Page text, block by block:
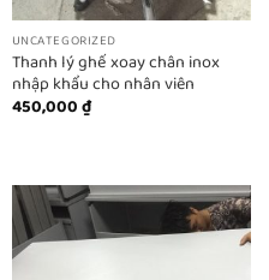
UNCATEGORIZED
Thanh lý ghế xoay chân inox
nhập khẩu cho nhân viên
450,000₫